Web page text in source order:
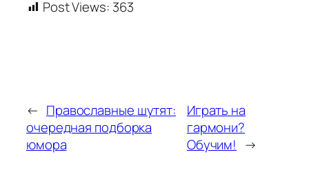
Post Views: 363
← Православные шутят:
очередная подборка
юмора
Играть на
гармони?
Обучим! →